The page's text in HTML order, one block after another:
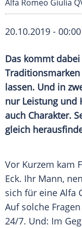
Alfa Romeo Giulia
20.10.2019 -
Das kommt
Traditionsmarken
lassen. Und in
nur Leistung und
auch Charakter.
gleich
Vor Kurzem kam
Eck. Ihr Mann,
sich für eine Alfa
Auf solche
24/7. Und: Im